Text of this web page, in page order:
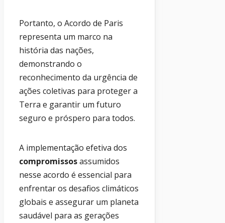
Portanto, o Acordo de Paris
representa um marco na
história das nações,
demonstrando o
reconhecimento da urgência de
ações coletivas para proteger a
Terra e garantir um futuro
seguro e próspero para todos.
A implementação efetiva dos
compromissosassumidos
nesse acordo é essencial para
enfrentar os desafios climáticos
globais e assegurar um planeta
saudável para as gerações